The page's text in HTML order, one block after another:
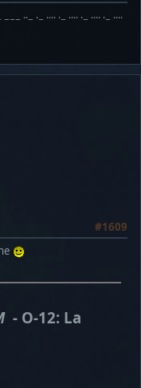
··− ·− ···· ·− ···· ·− ···· ·− ····
#1609
- O-12: La